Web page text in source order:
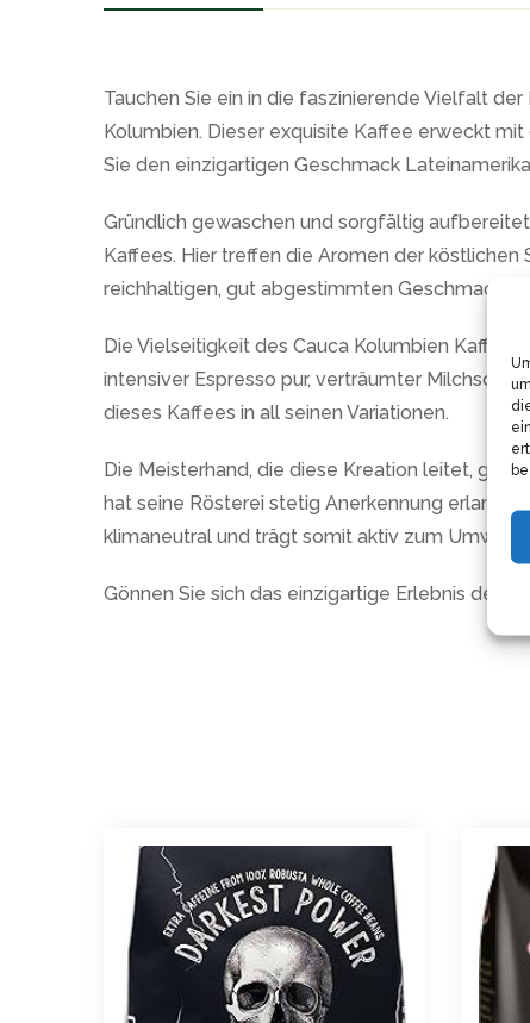
Tauchen Sie ein in die faszinierende Vielfalt
Kolumbien. Dieser exquisite Kaffee erweckt
Sie den einzigartigen Geschmack
Gründlich gewaschen und sorgfältig
Kaffees. Hier treffen die Aromen der
reichhaltigen, gut abgestimmten
Die Vielseitigkeit des Cauca Kolumbien
intensiver Espresso pur, verträumter
dieses Kaffees in all seinen Variationen.
Die Meisterhand, die diese Kreation leitet,
hat seine Rösterei stetig Anerkennung erlangt
klimaneutral und trägt somit aktiv zum
Gönnen Sie sich das einzigartige Erlebnis des